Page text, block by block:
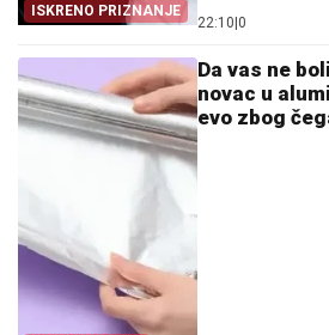
ISKRENO PRIZNANJE
22:10|0
Da vas ne
novac u
evo zbog